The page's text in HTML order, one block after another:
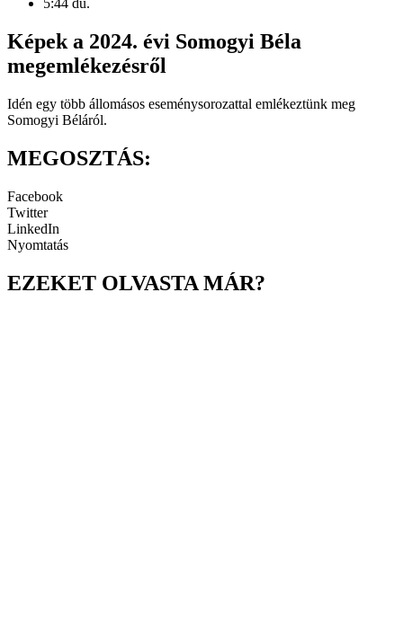
5:44 du.
Képek a 2024. évi Somogyi Béla
megemlékezésről
Idén egy több állomásos eseménysorozattal emlékeztünk meg
Somogyi Béláról.
MEGOSZTÁS:
Facebook
Twitter
LinkedIn
Nyomtatás
EZEKET OLVASTA MÁR?